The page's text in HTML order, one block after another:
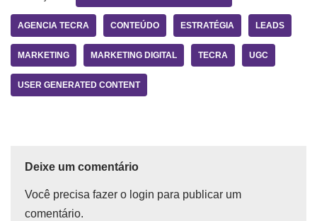
AGENCIA TECRA CONTEÚDO ESTRATÉGIA LEADS
MARKETING MARKETING DIGITAL TECRA UGC
USER GENERATED CONTENT
Deixe um comentário
Você precisa fazer o login para publicar um
comentário.